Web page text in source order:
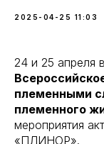
2025-04-25 11:03
24 и 25 апреля
племенными
племенного
мероприятия
«ПЛИНОР».